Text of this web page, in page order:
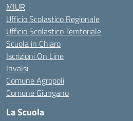
MIUR
Ufficio Scolastico Regionale
Ufficio Scolastico Territoriale
Scuola in Chiaro
Iscrizioni On Line
Invalsi
Comune Agropoli
Comune Giungano
La Scuola